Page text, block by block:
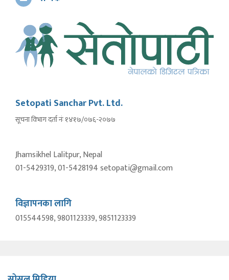
Setopati Sanchar Pvt. Ltd.
सूचना विभाग दर्ता नंः १४१७/०७६-२०७७
Jhamsikhel Lalitpur, Nepal
01-5429319, 01-5428194 setopati@gmail.com
विज्ञापनका लागि
015544598, 9801123339, 9851123339